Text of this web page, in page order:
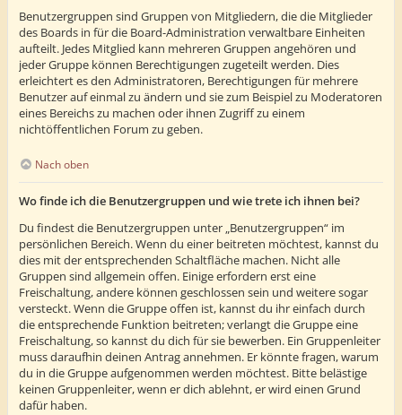
Benutzergruppen sind Gruppen von Mitgliedern, die die Mitglieder
des Boards in für die Board-Administration verwaltbare Einheiten
aufteilt. Jedes Mitglied kann mehreren Gruppen angehören und
jeder Gruppe können Berechtigungen zugeteilt werden. Dies
erleichtert es den Administratoren, Berechtigungen für mehrere
Benutzer auf einmal zu ändern und sie zum Beispiel zu Moderatoren
eines Bereichs zu machen oder ihnen Zugriff zu einem
nichtöffentlichen Forum zu geben.
Nach oben
Wo finde ich die Benutzergruppen und wie trete ich ihnen bei?
Du findest die Benutzergruppen unter „Benutzergruppen“ im
persönlichen Bereich. Wenn du einer beitreten möchtest, kannst du
dies mit der entsprechenden Schaltfläche machen. Nicht alle
Gruppen sind allgemein offen. Einige erfordern erst eine
Freischaltung, andere können geschlossen sein und weitere sogar
versteckt. Wenn die Gruppe offen ist, kannst du ihr einfach durch
die entsprechende Funktion beitreten; verlangt die Gruppe eine
Freischaltung, so kannst du dich für sie bewerben. Ein Gruppenleiter
muss daraufhin deinen Antrag annehmen. Er könnte fragen, warum
du in die Gruppe aufgenommen werden möchtest. Bitte belästige
keinen Gruppenleiter, wenn er dich ablehnt, er wird einen Grund
dafür haben.